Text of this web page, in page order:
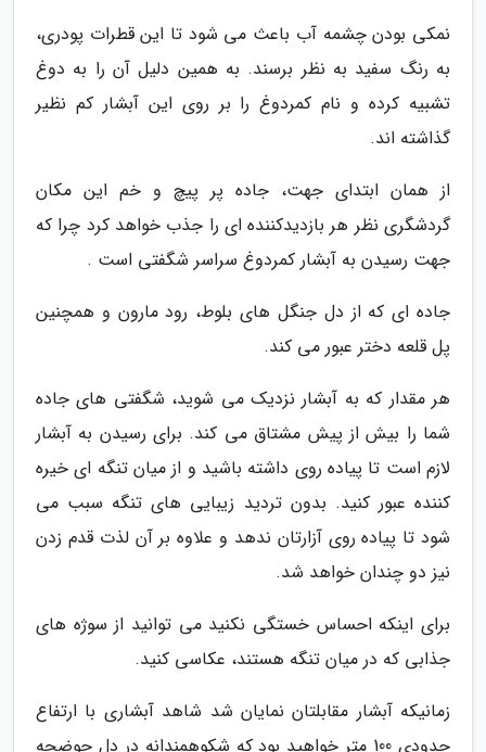
نمکی بودن چشمه آب باعث می شود تا این قطرات پودری،
به رنگ سفید به نظر برسند. به همین دلیل آن را به دوغ
تشبیه کرده و نام کمردوغ را بر روی این آبشار کم نظیر
گذاشته اند.
از همان ابتدای جهت، جاده پر پیچ و خم این مکان
گردشگری نظر هر بازدیدکننده ای را جذب خواهد کرد چرا که
جهت رسیدن به آبشار کمردوغ سراسر شگفتی است .
جاده ای که از دل جنگل های بلوط، رود مارون و همچنین
پل قلعه دختر عبور می کند.
هر مقدار که به آبشار نزدیک می شوید، شگفتی های جاده
شما را بیش از پیش مشتاق می کند. برای رسیدن به آبشار
لازم است تا پیاده روی داشته باشید و از میان تنگه ای خیره
کننده عبور کنید. بدون تردید زیبایی های تنگه سبب می
شود تا پیاده روی آزارتان ندهد و علاوه بر آن لذت قدم زدن
نیز دو چندان خواهد شد.
برای اینکه احساس خستگی نکنید می توانید از سوژه های
جذابی که در میان تنگه هستند، عکاسی کنید.
زمانیکه آبشار مقابلتان نمایان شد شاهد آبشاری با ارتفاع
حدودی 100 متر خواهید بود که شکوهمندانه در دل حوضچه